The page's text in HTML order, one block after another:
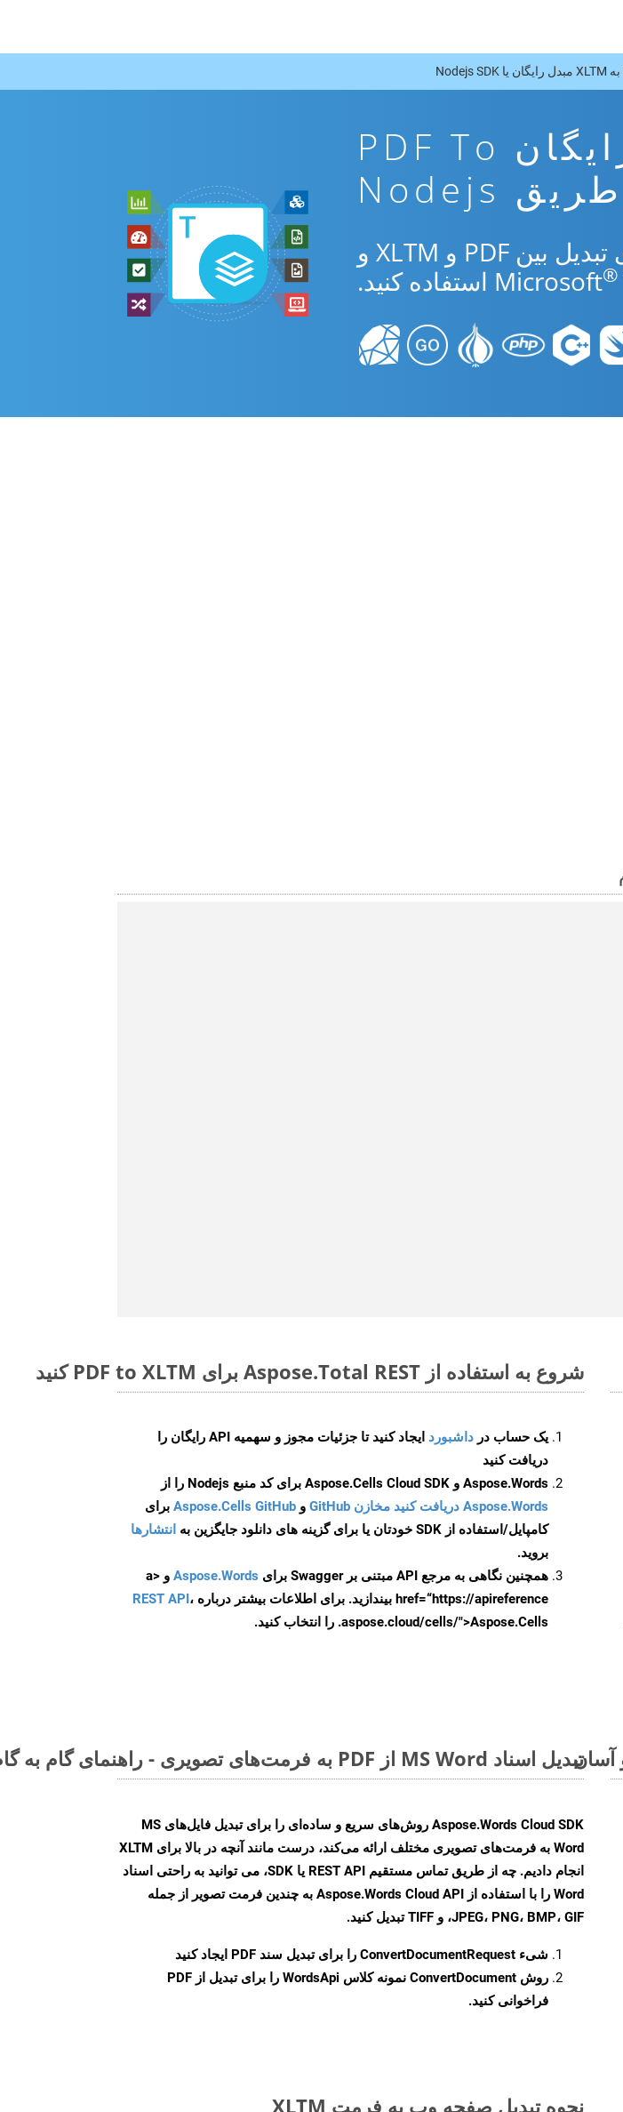
برنامه تبدیل آنلاین رایگان PDF To
از برنامه رایگان آنلاین یا Nodejs SDK برای تبدیل بین PDF و XLTM و
®
شروع به استفاده از Aspose.Total REST برای PDF to XLTM کنید
یک حساب در داشبورد
ایجاد کنید تا جزئیات مجوز و سهمیه API رایگان را
دریافت کنید
Aspose.Words و Aspose.Cells Cloud SDK برای کد منبع Nodejs را از
Aspose.Words دریافت کنید مخازن GitHub
و Aspose.Cells GitHub برای
کامپایل/استفاده از SDK خودتان یا برای گزینه های دانلود جایگزین به
انتشارها
بروید.
همچنین نگاهی به مرجع API مبتنی بر Swagger برای
Aspose.Words
و <a
href=“https://apireference بیندازید. برای اطلاعات بیشتر درباره
REST API،
.aspose.cloud/cells/">Aspose.Cells را انتخاب کنید.
تبدیل اسناد MS Word از PDF به فرمت‌های تصویری - راهنمای گام به گام
Aspose.Words Cloud SDK روش‌های سریع و ساده‌ای را برای تبدیل فایل‌های MS
Word به فرمت‌های تصویری مختلف ارائه می‌کند، درست مانند آنچه در بالا برای XLTM
انجام دادیم. چه از طریق تماس مستقیم REST API یا SDK، می توانید به راحتی اسناد
Word را با استفاده از Aspose.Words Cloud API به چندین فرمت تصویر از جمله
JPEG، PNG، BMP، GIF، و TIFF تبدیل کنید.
شیء ConvertDocumentRequest را برای تبدیل سند PDF ایجاد کنید
روش ConvertDocument
نمونه کلاس WordsApi را برای تبدیل از PDF
فراخوانی کنید.
نحوه تبدیل صفحه وب به فرمت XLTM